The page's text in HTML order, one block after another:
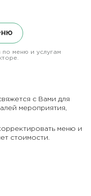
меню и услугам
с Вами для
мероприятия,
меню и
стоимости.